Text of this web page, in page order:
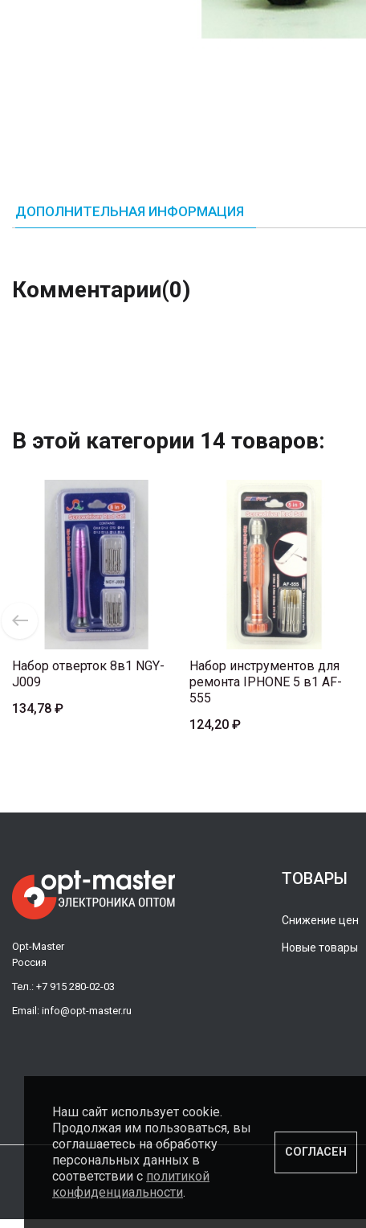
ДОПОЛНИТЕЛЬНАЯ ИНФОРМАЦИЯ
Комментарии(0)
В этой категории 14 товаров:
Набор отверток 8в1 NGY-
J009
134,78 ₽
Набор инструментов для
ремонта IPHONE 5 в1 AF-
555
124,20 ₽
Opt-Master
Россия
Тел.: +7 915 280-02-03
Email: info@opt-master.ru
ТОВАРЫ
Снижение цен
Новые товары
Наш сайт использует cookie.
Продолжая им пользоваться, вы
соглашаетесь на обработку
персональных данных в
соответствии с политикой
конфиденциальности.
СОГЛАСЕН